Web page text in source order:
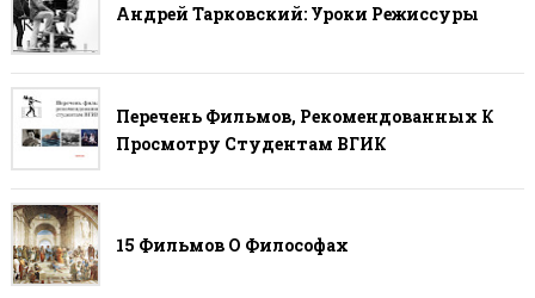
Андрей Тарковский: Уроки Режиссуры
Перечень Фильмов, Рекомендованных К
Просмотру Студентам ВГИК
15 Фильмов О Философах